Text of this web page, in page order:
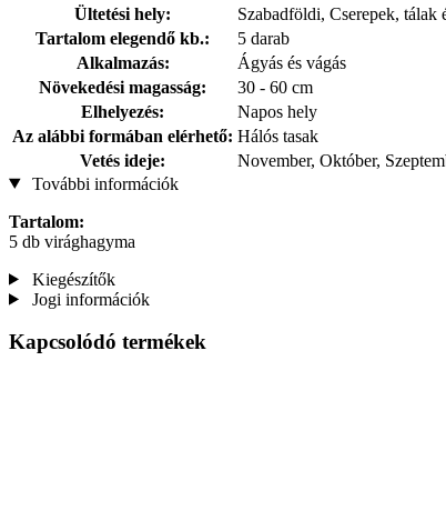
Ültetési hely:
Szabadföldi, Cserepek,
Tartalom elegendő kb.:
5 darab
Alkalmazás:
Ágyás és vágás
Növekedési magasság:
30 - 60 cm
Elhelyezés:
Napos hely
Az alábbi formában elérhető: Hálós tasak
Vetés ideje:
November, Október,
További információk
Tartalom:
5 db virághagyma
Kiegészítők
Jogi információk
Kapcsolódó termékek